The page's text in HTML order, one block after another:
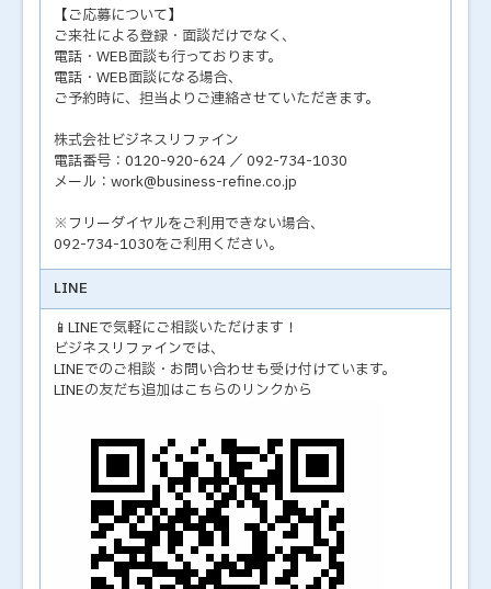
【ご応募について】
ご来社による登録・面談だけでなく、
電話・WEB面談も行っております。
電話・WEB面談になる場合、
ご予約時に、担当よりご連絡させていただきます。
株式会社ビジネスリファイン
電話番号：0120-920-624 ／ 092-734-1030
メール：work@business-refine.co.jp
※フリーダイヤルをご利用できない場合、
092-734-1030をご利用ください。
LINE
📱LINEで気軽にご相談いただけます！
ビジネスリファインでは、
LINEでのご相談・お問い合わせも受け付けています。
LINEの友だち追加はこちらのリンクから